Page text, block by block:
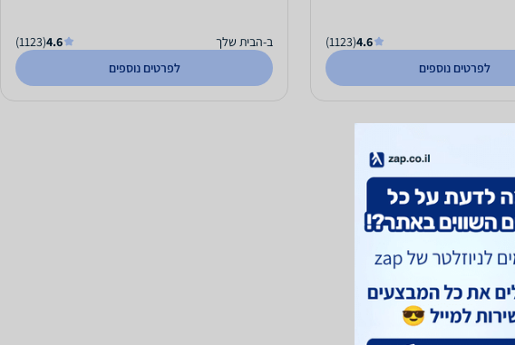
4.6
(1123)
לפרטים נוספים
ב-הבית שלך 4.6
(1123)
לפרטים נוספים